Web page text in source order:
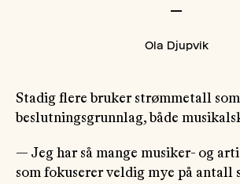
—
Ola Djupvik
Stadig flere bruker strømmetall som
beslutningsgrunnlag, både
— Jeg har så mange musiker- og
som fokuserer veldig mye på antall